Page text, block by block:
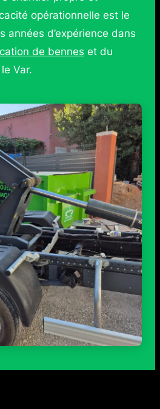
opérationnelle est le
années d’expérience dans
de bennes et du
Var.